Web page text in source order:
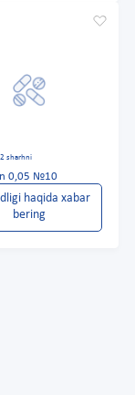
2 sharhni
0,05 №10
haqida xabar
bering